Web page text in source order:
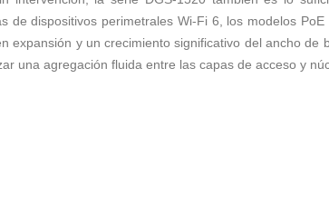
de dispositivos perimetrales Wi-Fi 6, los modelos
expansión y un crecimiento significativo del ancho de
una agregación fluida entre las capas de acceso y